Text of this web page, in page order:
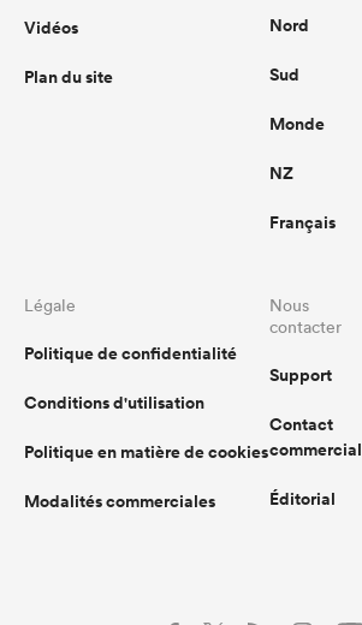
Vidéos
Plan du site
Nord
Sud
Monde
NZ
Français
Légale
Politique de confidentialité
Conditions d'utilisation
Politique en matière de cookies
Modalités commerciales
Nous
contacter
Support
Contact
commercial
Éditorial